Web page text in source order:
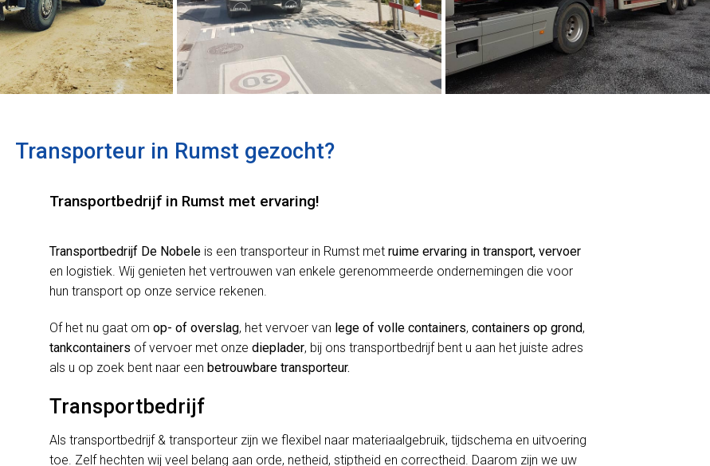
Transporteur in Rumst gezocht?
Transportbedrijf in Rumst met ervaring!
Transportbedrijf De Nobele is een transporteur in Rumst metruime ervaring in transport, vervoer
en logistiek. Wij genieten het vertrouwen van enkele gerenommeerde ondernemingen die voor
hun transport op onze service rekenen.
Of het nu gaat omop- of overslag, het vervoer van lege of volle containers,containers op grond,
tankcontainers of vervoer met onzedieplader, bij ons transportbedrijf bent u aan het juiste adres
als u op zoek bent naar eenbetrouwbare transporteur.
Transportbedrijf
Als transportbedrijf & transporteur zijn we flexibel naar materiaalgebruik, tijdschema en uitvoering
toe. Zelf hechten wij veel belang aan orde, netheid, stiptheid en correctheid. Daarom zijn we uw